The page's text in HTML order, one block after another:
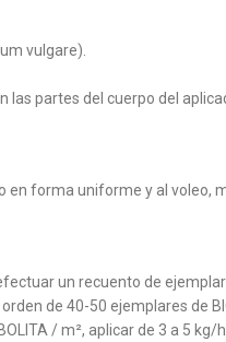
vulgare).
partes del cuerpo del
forma uniforme y al voleo,
un recuento de
de 40-50 ejemplares de
/ m², aplicar de 3 a 5